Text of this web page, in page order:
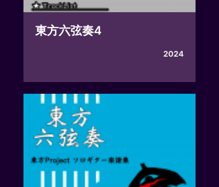
東方六弦奏4
2024